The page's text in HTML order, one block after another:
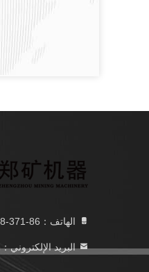
الهاتف：86-371-55902868
البريد الإلكتروني：ec09@zkcorp.com